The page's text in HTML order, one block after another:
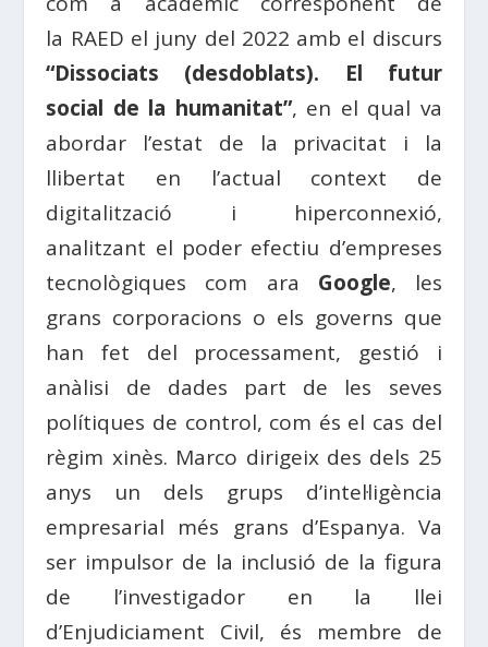
la RAED el juny del 2022 amb el discurs
“Dissociats (desdoblats). El futur
social de la humanitat”, en el qual va
abordar l’estat de la privacitat i la
llibertat en l’actual context de
digitalització i hiperconnexió,
analitzant el poder efectiu d’empreses
tecnològiques com ara Google, les
grans corporacions o els governs que
han fet del processament, gestió i
anàlisi de dades part de les seves
polítiques de control, com és el cas del
règim xinès. Marco dirigeix des dels 25
anys un dels grups d’intel·ligència
empresarial més grans d’Espanya. Va
ser impulsor de la inclusió de la figura
de l’investigador en la llei
d’Enjudiciament Civil, és membre de